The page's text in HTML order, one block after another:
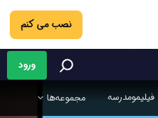
نصب می کنم
فیلیمو‌مدرسه مجموعه‌ها
ورود